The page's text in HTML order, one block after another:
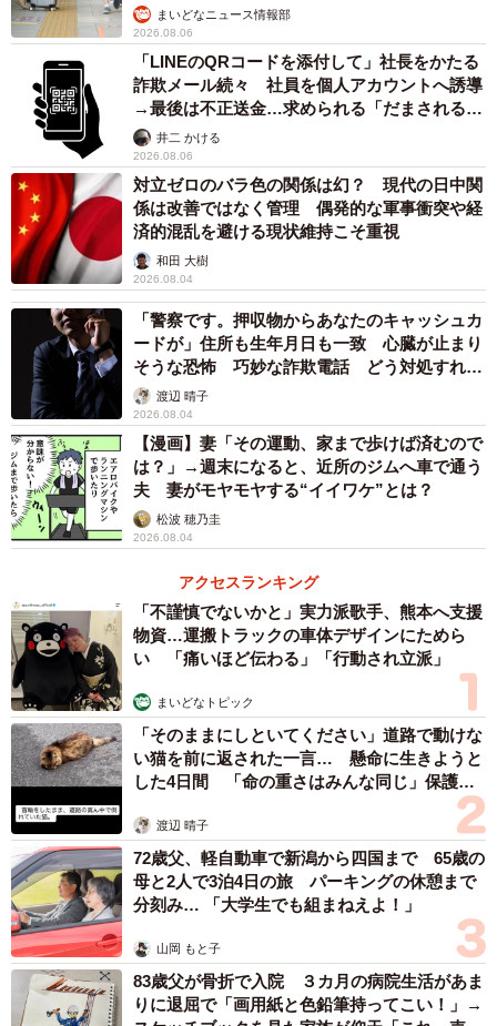
まいどなニュース情報部
2026.08.06
「LINEのQRコードを添付して」社長をかたる
詐欺メール続々 社員を個人アカウントへ誘導
→最後は不正送金…求められる「だまされる前
提」の対策
井二 かける
2026.08.06
対立ゼロのバラ色の関係は幻？ 現代の日中関
係は改善ではなく管理 偶発的な軍事衝突や経
済的混乱を避ける現状維持こそ重視
和田 大樹
2026.08.04
「警察です。押収物からあなたのキャッシュカ
ードが」住所も生年月日も一致 心臓が止まり
そうな恐怖 巧妙な詐欺電話 どう対処すれ
ば…渡辺 晴子
2026.08.04
【漫画】妻「その運動、家まで歩けば済むので
は？」→週末になると、近所のジムへ車で通う
夫 妻がモヤモヤする“イイワケ”とは？
松波 穂乃圭
2026.08.04
アクセスランキング
「不謹慎でないかと」実力派歌手、熊本へ支援
物資…運搬トラックの車体デザインにためら
い 「痛いほど伝わる」「行動され立派」
まいどなトピック
「そのままにしといてください」道路で動けな
い猫を前に返された一言… 懸命に生きようと
した4日間 「命の重さはみんな同じ」保護団
渡辺 晴子
72歳父、軽自動車で新潟から四国まで 65歳の
母と2人で3泊4日の旅 パーキングの休憩まで
分刻み… 「大学生でも組まねえよ！」
山岡 もと子
83歳父が骨折で入院 ３カ月の病院生活があま
りに退屈で「画用紙と色鉛筆持ってこい！」→